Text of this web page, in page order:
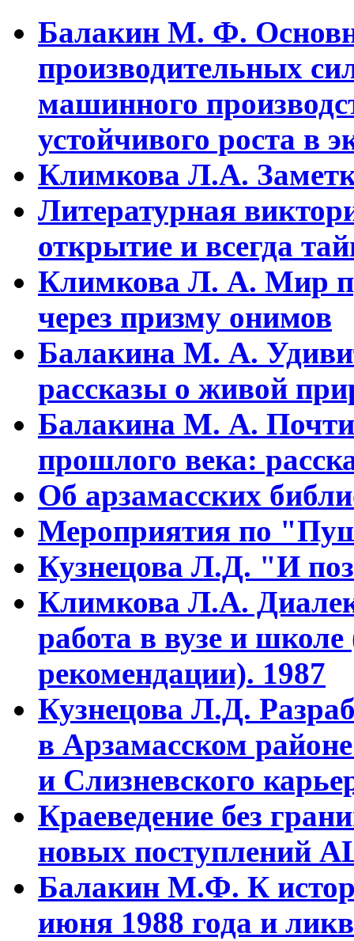
Балакин М. Ф.
пpоизводительных
машинного
устойчивого pоста в
Климкова Л.А.
Литературная
открытие и всегда
Климкова Л. А. Мир
через призму онимов
Балакина М. А.
рассказы о живой
Балакина М. А. Почти
прошлого века:
Об арзамасских
Мероприятия по
Кузнецова Л.Д. "И
Климкова Л.А.
работа в вузе и
рекомендации). 1987
Кузнецова Л.Д.
в Арзамасском
и Слизневского
Краеведение без
новых поступлений
Балакин М.Ф. К
июня 1988 года и